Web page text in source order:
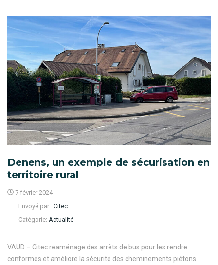
Denens, un exemple de sécurisation en
territoire rural
7 février 2024
Envoyé par : Citec
Catégorie: Actualité
VAUD – Citec réaménage des arrêts de bus pour les rendre
conformes et améliore la sécurité des cheminements piétons